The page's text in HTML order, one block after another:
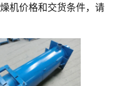
机价格和交货条件，请